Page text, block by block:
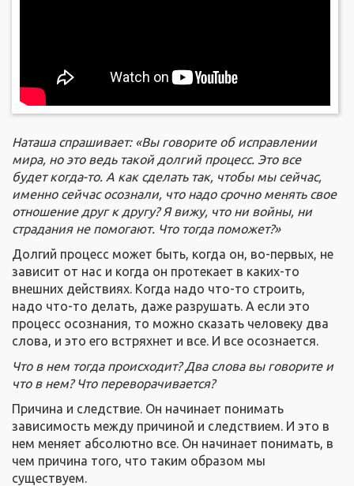
Наташа спрашивает: «Вы говорите об исправлении
мира, но это ведь такой долгий процесс. Это все
будет когда-то. А как сделать так, чтобы мы сейчас,
именно сейчас осознали, что надо срочно менять свое
отношение друг к другу? Я вижу, что ни войны, ни
страдания не помогают. Что тогда поможет?»
Долгий процесс может быть, когда он, во-первых, не
зависит от нас и когда он протекает в каких-то
внешних действиях. Когда надо что-то строить,
надо что-то делать, даже разрушать. А если это
процесс осознания, то можно сказать человеку два
слова, и это его встряхнет и все. И все осознается.
Что в нем тогда происходит? Два слова вы говорите и
что в нем? Что переворачивается?
Причина и следствие. Он начинает понимать
зависимость между причиной и следствием. И это в
нем меняет абсолютно все. Он начинает понимать, в
чем причина того, что таким образом мы
существуем.